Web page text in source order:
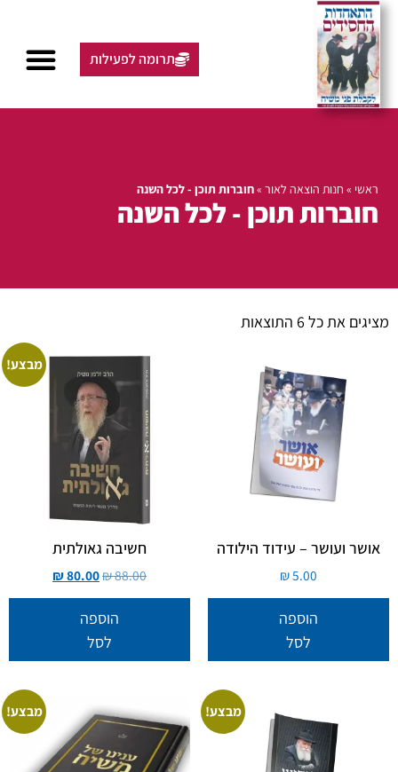
תרומה לפעילות
ראשי » חנות הוצאה לאור »חוברות תוכן - לכל השנה
חוברות תוכן - לכל השנה
מציגים את כל ⁦6⁩ התוצאות
אושר ועושר – עידוד הילודה
₪5.00
הוספה
לסל
מבצע!
חשיבה גאולתית
₪88.00
₪80.00
הוספה
לסל
מבצע! מבצע!